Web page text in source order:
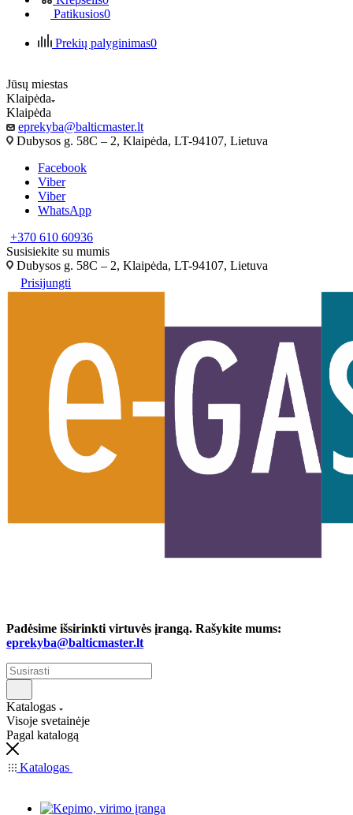
Patikusios0
Prekių palyginimas0
Jūsų miestas
Klaipėda
Klaipėda
eprekyba@balticmaster.lt
Dubysos g. 58C – 2, Klaipėda, LT-94107, Lietuva
Facebook
Viber
Viber
WhatsApp
+370 610 60936
Susisiekite su mumis
Dubysos g. 58C – 2, Klaipėda, LT-94107, Lietuva
Prisijungti
Padėsime išsirinkti virtuvės įrangą. Rašykite mums:
eprekyba@balticmaster.lt
Katalogas
Visoje svetainėje
Pagal katalogą
Katalogas